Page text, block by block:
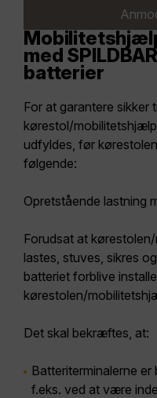
med
batterier
For at garantere sikker
kørestol/
udfyldes, før
følgende:
Opretstående lastning
Forudsat at
lastes, stuves, sikres
batteriet forblive
kørestolen/
Det skal bekræftes, at:
Batteriterminalerne
f.eks. ved at være